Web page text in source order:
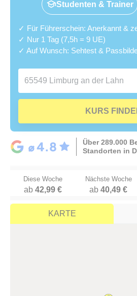
Studenten & Trainer
✓ Für Führerschein: Anerkannt &
✓ Nur 1 Tag (7,5h = 9 UE)
✓ Auf Wunsch: Sehtest &
KURS
Über 289.000
Standorten in
Diese Woche
ab42,99 €
Nächste Woche
ab40,49 €
KARTE